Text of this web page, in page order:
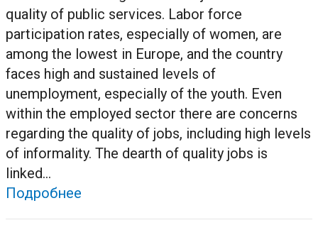
quality of public services. Labor force
participation rates, especially of women, are
among the lowest in Europe, and the country
faces high and sustained levels of
unemployment, especially of the youth. Even
within the employed sector there are concerns
regarding the quality of jobs, including high levels
of informality. The dearth of quality jobs is
linked...
Подробнее